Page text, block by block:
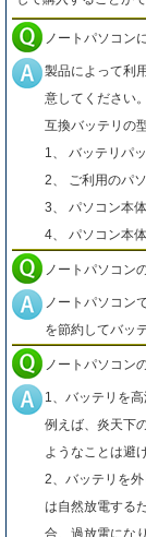
ノートパソコン
製品によって利
意してください。
互換バッテリの
1、 バッテリパ
2、 ご利用のパ
3、 パソコン本
4、 パソコン本体
ノートパソコン
ノートパソコン
を節約してバッ
ノートパソコン
1、バッテリを
例えば、炎天下
ようなことは避
2、バッテリを
は自然放電する